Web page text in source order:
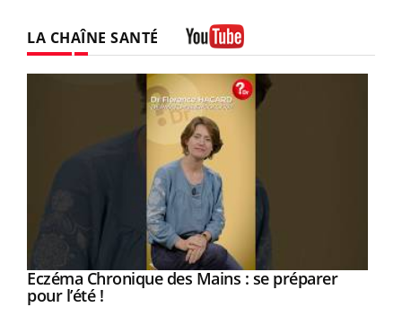
LA CHAÎNE SANTÉ
Youtube
Eczéma Chronique des Mains : se préparer
pour l’été !Youtube